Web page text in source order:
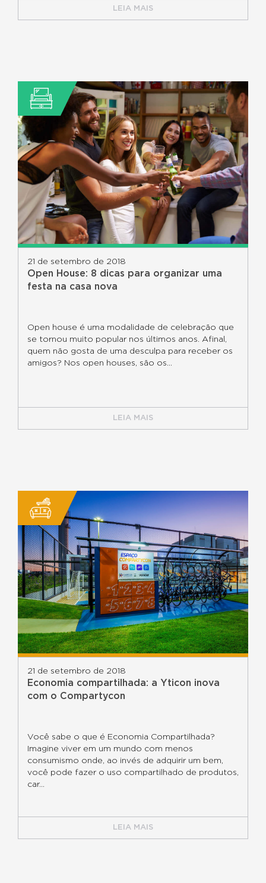
LEIA MAIS
21 de setembro de 2018
Open House: 8 dicas para organizar uma
festa na casa nova
Open house é uma modalidade de celebração que
se tornou muito popular nos últimos anos. Afinal,
quem não gosta de uma desculpa para receber os
amigos? Nos open houses, são os...
LEIA MAIS
21 de setembro de 2018
Economia compartilhada: a Yticon inova
com o Compartycon
Você sabe o que é Economia Compartilhada?
Imagine viver em um mundo com menos
consumismo onde, ao invés de adquirir um bem,
você pode fazer o uso compartilhado de produtos,
car...
LEIA MAIS